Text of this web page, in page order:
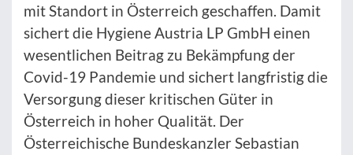
mit Standort in Österreich geschaffen. Damit
sichert die Hygiene Austria LP GmbH einen
wesentlichen Beitrag zu Bekämpfung der
Covid-19 Pandemie und sichert langfristig die
Versorgung dieser kritischen Güter in
Österreich in hoher Qualität. Der
Österreichische Bundeskanzler Sebastian